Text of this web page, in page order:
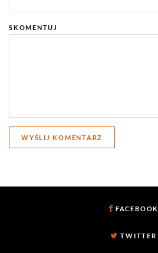
SKOMENTUJ
FACEBOOK
TWITTER